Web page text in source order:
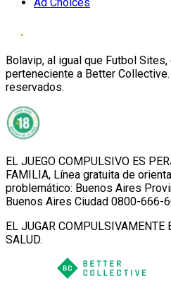
Bolavip, al igual que Futbol
perteneciente a Better
reservados.
EL JUEGO COMPULSIVO ES
FAMILIA, Línea gratuita de
problemático: Buenos Aires
Buenos Aires Ciudad 0800-666-
EL JUGAR COMPULSIVAMENTE
SALUD.